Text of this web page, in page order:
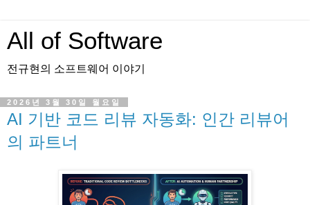
All of Software
전규현의 소프트웨어 이야기
2026년 3월 30일 월요일
AI 기반 코드 리뷰 자동화: 인간 리뷰어
의 파트너